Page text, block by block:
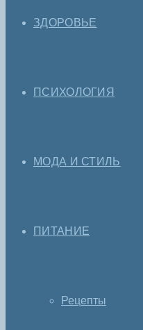
ЗДОРОВЬЕ
ПСИХОЛОГИЯ
МОДА И СТИЛЬ
ПИТАНИЕ
Рецепты